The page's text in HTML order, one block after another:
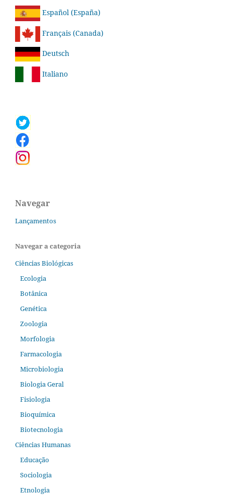
Español (España)
Français (Canada)
Deutsch
Italiano
Navegar
Lançamentos
Navegar a categoria
Ciências Biológicas
Ecologia
Botânica
Genética
Zoologia
Morfologia
Farmacologia
Microbiologia
Biologia Geral
Fisiologia
Bioquímica
Biotecnologia
Ciências Humanas
Educação
Sociologia
Etnologia